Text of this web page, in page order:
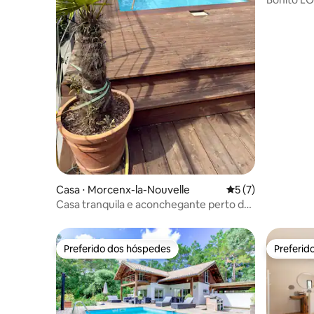
Casa ⋅ Morcenx-la-Nouvelle 5 de uma
5 (7)
Casa tranquila e aconchegante perto do
Preferido dos hóspedes
Preferido dos hóspedes